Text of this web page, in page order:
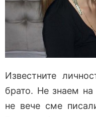
Известните
брато. Не знаем
не вече сме